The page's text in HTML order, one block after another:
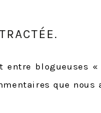
entre blogueuses
que nous